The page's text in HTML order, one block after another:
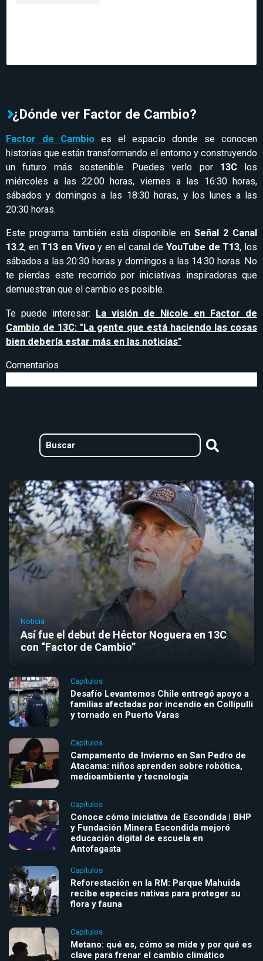
¿Dónde ver Factor de Cambio?
Factor de Cambio es el espacio donde se conocen
historias que están transformando el entorno y construyendo
un futuro más sostenible. Puedes verlo por 13Clos
miércoles a las 22:00 horas, viernes a las 16:30 horas,
sábados y domingos a las 18:30 horas, y los lunes a las
20:30 horas.
Este programa también está disponible en Señal 2 Canal
13.2, enT13 en Vivoy en el canal de YouTube de T13, los
sábados a las 20:30 horas y domingos a las 14:30 horas. No
te pierdas este recorrido por iniciativas inspiradoras que
demuestran que el cambio es posible.
Te puede interesar: La visión de Nicole en Factor de
Cambio de 13C: "La gente que está haciendo las cosas
bien debería estar más en las noticias"
Comentarios
Noticia
Así fue el debut de Héctor Noguera en 13C
con “Factor de Cambio”
Capítulos
Desafío Levantemos Chile entregó apoyo a
familias afectadas por incendio en Collipulli
y tornado en Puerto Varas
Capítulos
Campamento de Invierno en San Pedro de
Atacama: niños aprenden sobre robótica,
medioambiente y tecnología
Capítulos
Conoce cómo iniciativa de Escondida | BHP
y Fundación Minera Escondida mejoró
educación digital de escuela en
Antofagasta
Capítulos
Reforestación en la RM: Parque Mahuida
recibe especies nativas para proteger su
flora y fauna
Capítulos
Metano: qué es, cómo se mide y por qué es
clave para frenar el cambio climático